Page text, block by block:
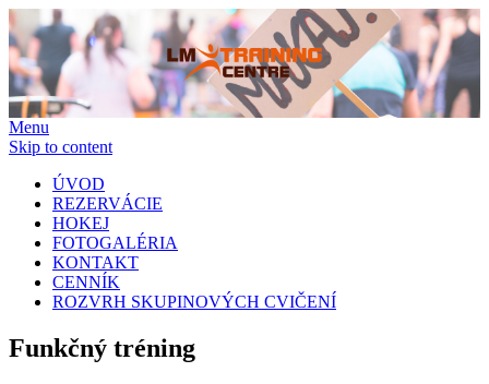
Menu
Skip to content
ÚVOD
REZERVÁCIE
HOKEJ
FOTOGALÉRIA
KONTAKT
CENNÍK
ROZVRH SKUPINOVÝCH CVIČENÍ
Funkčný tréning